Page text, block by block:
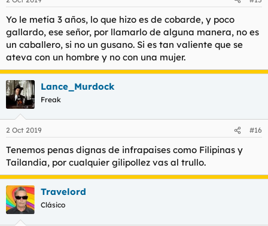
e
:
Yo le metía 3 años, lo que hizo es de cobarde, y poco
gallardo, ese señor, por llamarlo de alguna manera, no es
un caballero, si no un gusano. Si es tan valiente que se
ateva con un hombre y no con una mujer.
Lance_Murdock
Freak
2 Oct 2019 #16
Tenemos penas dignas de infrapaises como Filipinas y
Tailandia, por cualquier gilipollez vas al trullo.
Travelord
Clásico